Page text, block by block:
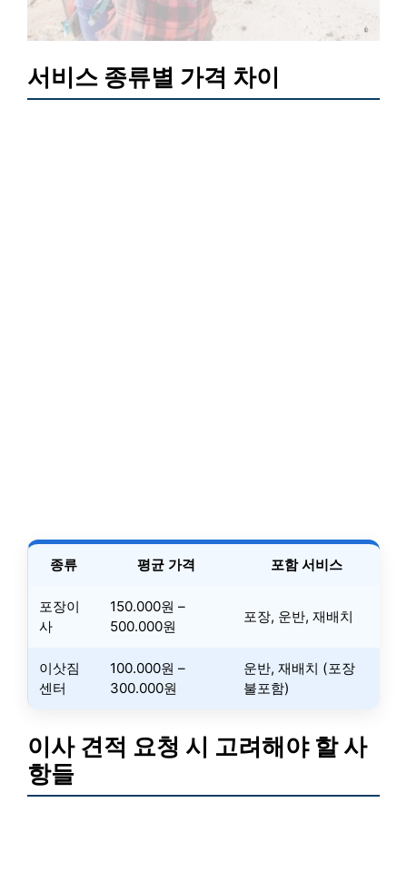
서비스 종류별 가격 차이
종류 평균 가격 포함 서비스
포장이
사
150.000원 –
500.000원
포장, 운반, 재배치
이삿짐
센터
100.000원 –
300.000원
운반, 재배치 (포장
불포함)
이사 견적 요청 시 고려해야 할 사
항들